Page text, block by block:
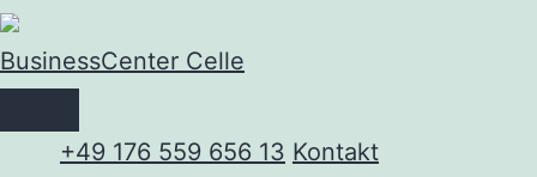
BusinessCenter Celle
+49 176 559 656 13 Kontakt